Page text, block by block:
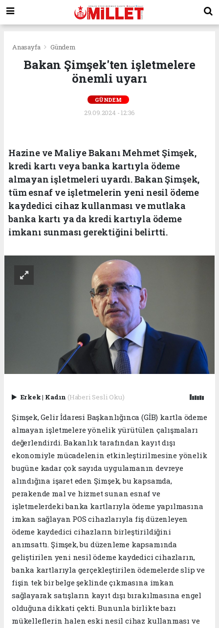
Anasayfa Gündem
Bakan Şimşek'ten işletmelere
önemli uyarı
GÜNDEM
29.09.2024 - 12:36
Hazine ve Maliye Bakanı Mehmet Şimşek,
kredi kartı veya banka kartıyla ödeme
almayan işletmeleri uyardı. Bakan Şimşek,
tüm esnaf ve işletmelerin yeni nesil ödeme
kaydedici cihaz kullanması ve mutlaka
banka kartı ya da kredi kartıyla ödeme
imkanı sunması gerektiğini belirtti.
Erkek| Kadın (Haberi Sesli Oku)
Şimşek, Gelir İdaresi Başkanlığınca (GİB) kartla ödeme
almayan işletmelere yönelik yürütülen çalışmaları
değerlendirdi. Bakanlık tarafından kayıt dışı
ekonomiyle mücadelenin etkinleştirilmesine yönelik
bugüne kadar çok sayıda uygulamanın devreye
alındığına işaret eden Şimşek, bu kapsamda,
perakende mal ve hizmet sunan esnaf ve
işletmelerdeki banka kartlarıyla ödeme yapılmasına
imkan sağlayan POS cihazlarıyla fiş düzenleyen
ödeme kaydedici cihazların birleştirildiğini
anımsattı. Şimşek, bu düzenleme kapsamında
geliştirilen yeni nesil ödeme kaydedici cihazların,
banka kartlarıyla gerçekleştirilen ödemelerde slip ve
fişin tek bir belge şeklinde çıkmasına imkan
sağlayarak satışların kayıt dışı bırakılmasına engel
olduğuna dikkati çekti. Bununla birlikte bazı
mükelleflerin halen eski nesil cihaz kullanması ve